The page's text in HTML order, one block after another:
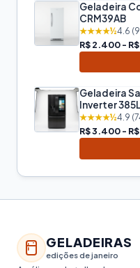
Geladeira
CRM39AB
★★★★½4.6
R$ 2.400 -
Geladeira
Inverter 385L
★★★★½4.9
R$ 3.400 -
GELADEIRAS
edições de janeiro